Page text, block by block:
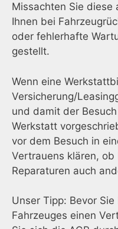
Missachten Sie diese
Ihnen bei
oder fehlerhafte
gestellt.
Wenn eine
Versicherung/
und damit der
Werkstatt
vor dem Besuch in
Vertrauens klären,
Reparaturen auch
Unser Tipp: Bevor
Fahrzeuges einen